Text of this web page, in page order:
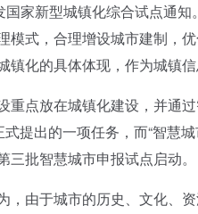
新型城镇化综合试点通知
模式，合理增设城市建制，
化的具体体现，作为城镇
点放在城镇化建设，并通
提出的一项任务，而“智慧
批智慧城市申报试点启动。
由于城市的历史、文化、